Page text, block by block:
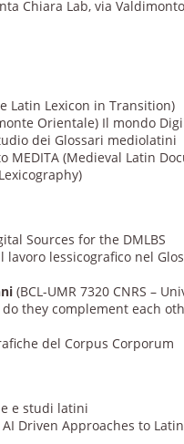
Chiara Lab, via
Latin Lexicon in Transition)
Orientale) Il mondo
dei Glossari mediolatini
MEDITA (Medieval Latin
Sources for the DMLBS
lavoro lessicografico nel
(BCL-UMR 7320 CNRS –
they complement each
del Corpus Corporum
e studi latini
Driven Approaches to